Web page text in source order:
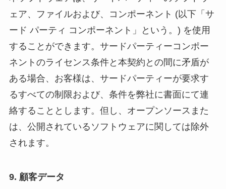
ェア、ファイルおよび、コンポーネント (以下「サ
ード パーティ コンポーネント」という。) を使用
することができます。サードパーティーコンポー
ネントのライセンス条件と本契約との間に矛盾が
ある場合、お客様は、サードパーティーが要求す
るすべての制限および、条件を弊社に書面にて連
絡することとします。但し、オープンソースまた
は、公開されているソフトウェアに関しては除外
されます。
9. 顧客データ